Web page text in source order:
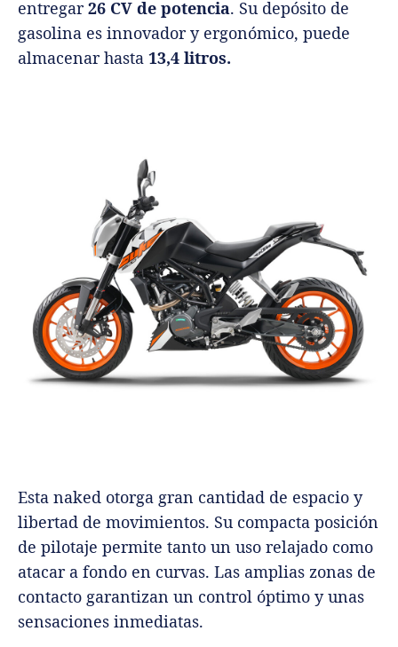
entregar26 CV de potencia. Su depósito de
gasolina es innovador y ergonómico, puede
almacenar hasta 13,4 litros.
Esta naked otorga gran cantidad de espacio y
libertad de movimientos. Su compacta posición
de pilotaje permite tanto un uso relajado como
atacar a fondo en curvas. Las amplias zonas de
contacto garantizan un control óptimo y unas
sensaciones inmediatas.